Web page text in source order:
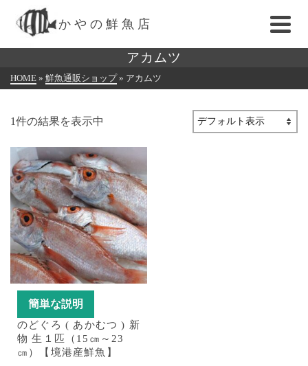
かやの鮮魚店
アカムツ
HOME » 鮮魚通販ショップ » アカムツ
1件の結果を表示中
簡単な説明
のどぐろ ( あかむつ ) 新
物 生１匹（15㎝～23
㎝）【境港産鮮魚】